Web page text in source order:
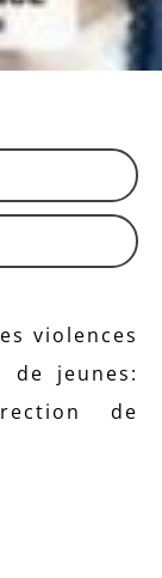
violences
de jeunes:
de